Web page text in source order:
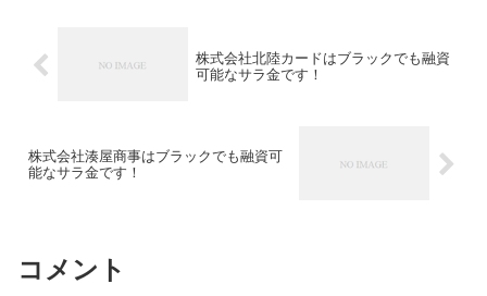
株式会社北陸カードはブラックでも融資
可能なサラ金です！
株式会社湊屋商事はブラックでも融資可
能なサラ金です！
コメント